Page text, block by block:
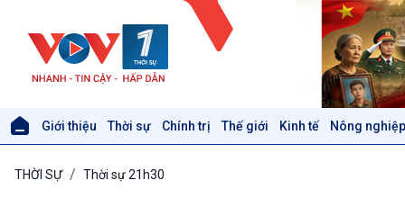
Giới thiệu Thời sự Chính trị Thế giới Kinh tế Nông
THỜI SỰ Thời sự 21h30